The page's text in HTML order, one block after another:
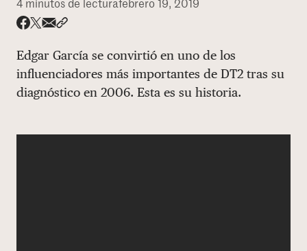
4 minutos de lecturafebrero 19, 2019
Edgar García se convirtió en uno de los
influenciadores más importantes de DT2 tras su
diagnóstico en 2006. Esta es su historia.